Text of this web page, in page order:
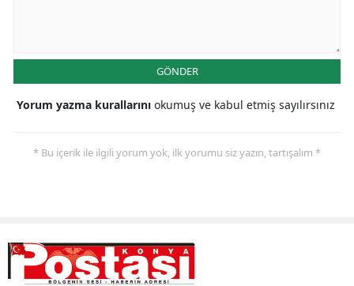
Muğla
Niğde
GÖNDER
Yorum yazma kurallarını okumuş ve kabul etmiş sayılırsınız
* Bu içerik ile ilgili yorum yok, ilk yorumu siz yazın, tartışalım *